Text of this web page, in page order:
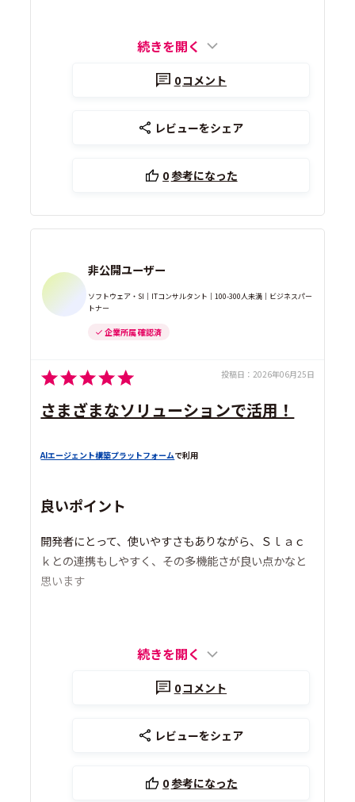
続きを開く
0コメント
レビューをシェア
0参考になった
非公開ユーザー
ソフトウェア・SI｜ITコンサルタント｜100-300人未満｜ビジネスパー
トナー
企業所属 確認済
投稿日： 2026年06月25日
さまざまなソリューションで活用！
AIエージェント構築プラットフォームで利用
良いポイント
開発者にとって、使いやすさもありながら、Ｓｌａｃ
ｋとの連携もしやすく、その多機能さが良い点かなと
思います
続きを開く
0コメント
レビューをシェア
0参考になった